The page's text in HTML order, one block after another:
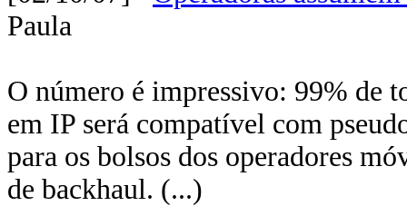
Paula
O número é impressivo: 99% de
em IP será compatível com
para os bolsos dos operadores
de backhaul. (...)